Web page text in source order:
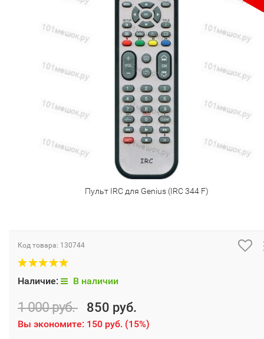
Пульт IRC для Genius (IRC 344 F)
Код товара: 130744
Наличие: В наличии
1 000 руб. 850 руб.
Вы экономите: 150 руб. (15%)